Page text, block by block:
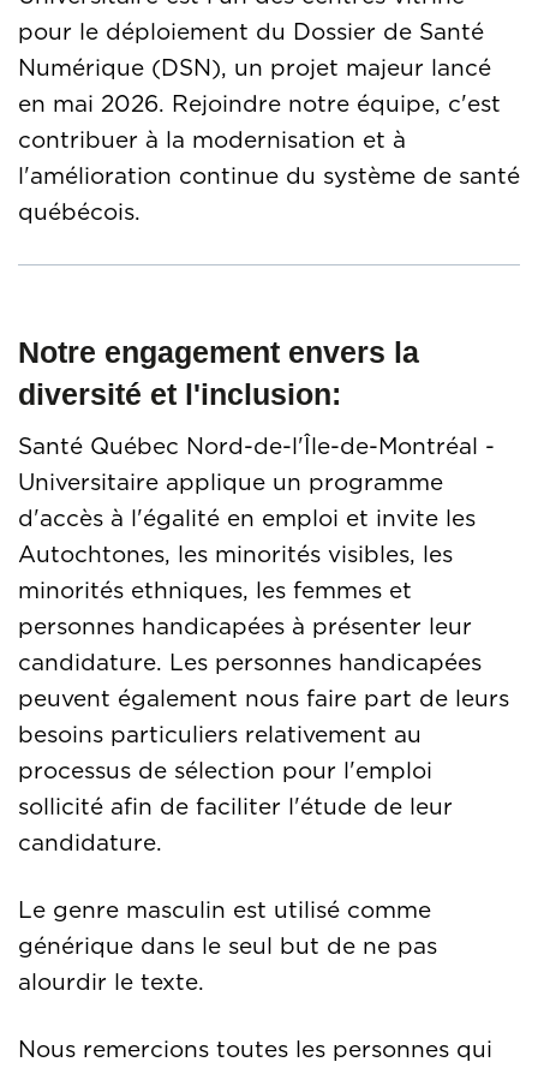
pour le déploiement du Dossier de Santé
Numérique (DSN), un projet majeur lancé
en mai 2026. Rejoindre notre équipe, c'est
contribuer à la modernisation et à
l'amélioration continue du système de santé
québécois.
Notre engagement envers la
diversité et l'inclusion:
Santé Québec Nord-de-l'Île-de-Montréal -
Universitaire applique un programme
d'accès à l'égalité en emploi et invite les
Autochtones, les minorités visibles, les
minorités ethniques, les femmes et
personnes handicapées à présenter leur
candidature. Les personnes handicapées
peuvent également nous faire part de leurs
besoins particuliers relativement au
processus de sélection pour l'emploi
sollicité afin de faciliter l'étude de leur
candidature.
Le genre masculin est utilisé comme
générique dans le seul but de ne pas
alourdir le texte.
Nous remercions toutes les personnes qui